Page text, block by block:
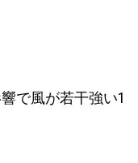
で風が若干強い1